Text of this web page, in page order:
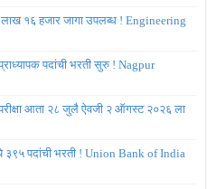
लाख १६ हजार जागा उपलब्ध ! Engineering
पदांची भरती सुरु ! Nagpur
परीक्षा आता २८ जुलै ऐवजी २ ऑगस्ट २०२६ ला
३९५ पदांची भरती ! Union Bank of India